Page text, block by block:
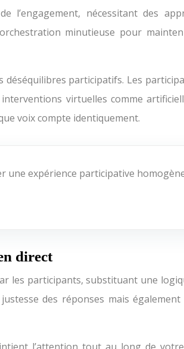
l’engagement, nécessitant des
minutieuse pour
participatifs. Les
virtuelles comme
voix compte identiquement.
une expérience participative
direct
les participants, substituant une
des réponses mais